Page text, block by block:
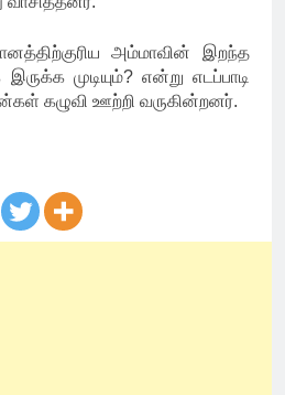
அம்மாவின் இறந்த
முடியும்? என்று எடப்பாடி
கழுவி ஊற்றி வருகின்றனர்.